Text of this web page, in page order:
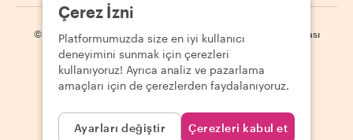
© 2026 Withlocals.com Gizlilik Politikası | Site haritası
Çerez İzni
Platformumuzda size en iyi kullanıcı
deneyimini sunmak için çerezleri
kullanıyoruz! Ayrıca analiz ve pazarlama
amaçları için de çerezlerden faydalanıyoruz.
Ayarları değiştir Çerezleri kabul et